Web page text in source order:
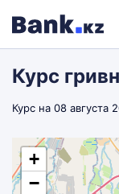
Курс
Курс на 08 августа
+
−